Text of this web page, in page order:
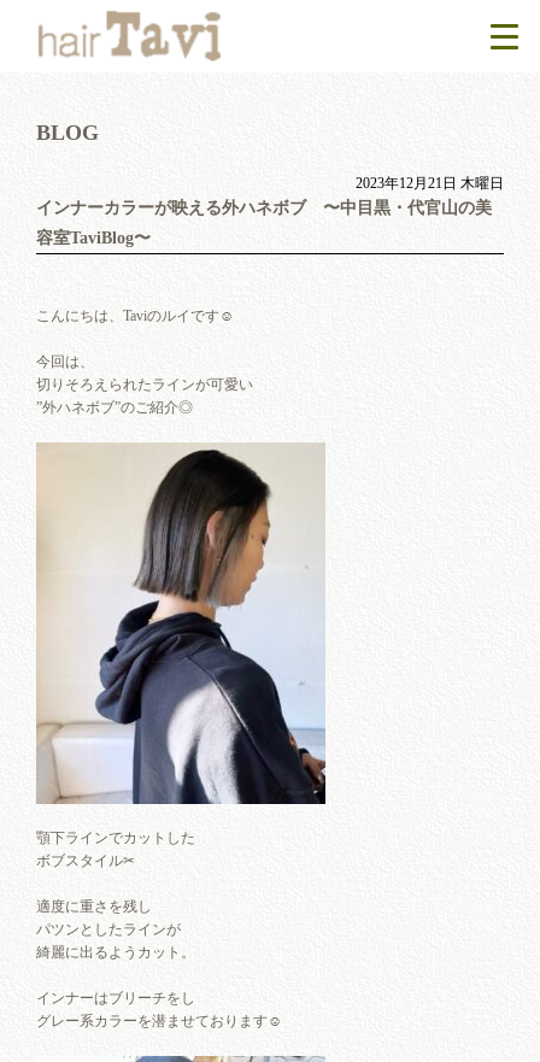
BLOG
2023年12月21日 木曜日
インナーカラーが映える外ハネボブ 〜中目黒・代官山の美
容室TaviBlog〜
こんにちは、Taviのルイです☺︎
今回は、
切りそろえられたラインが可愛い
”外ハネボブ”のご紹介◎
顎下ラインでカットした
ボブスタイル✂︎
適度に重さを残し
パツンとしたラインが
綺麗に出るようカット。
インナーはブリーチをし
グレー系カラーを潜ませております☺︎